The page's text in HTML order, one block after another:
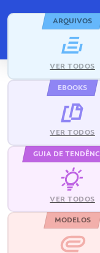
ARQUIVOS
VER TODOS
EBOOKS
VER TODOS
GUIA DE
VER TODOS
MODELOS